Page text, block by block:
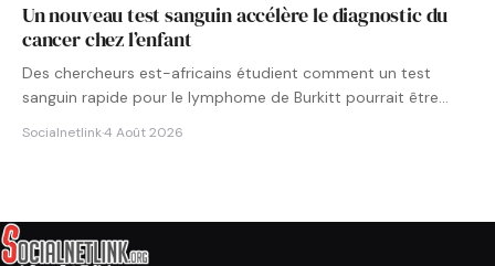
Un nouveau test sanguin accélère le diagnostic du
cancer chez l’enfant
Des chercheurs est-africains étudient comment un test
sanguin rapide pour le lymphome de Burkitt pourrait être
Socialnetlink·4 Août 2026